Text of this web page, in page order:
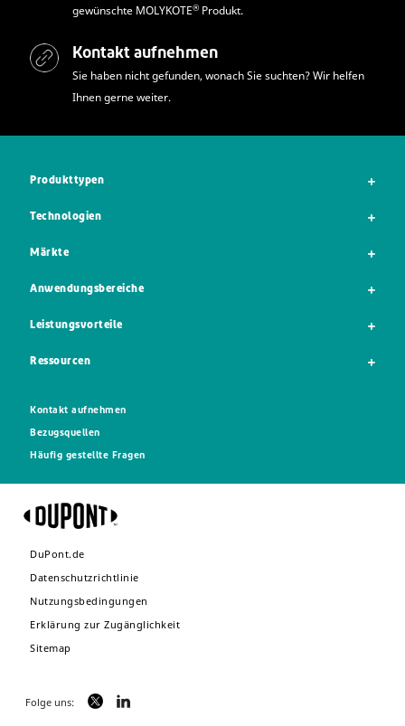
gewünschte MOLYKOTE® Produkt.
Kontakt aufnehmen
Sie haben nicht gefunden, wonach Sie suchten? Wir helfen
Ihnen gerne weiter.
Produkttypen
Technologien
Märkte
Anwendungsbereiche
Leistungsvorteile
Ressourcen
Kontakt aufnehmen
Bezugsquellen
Häufig gestellte Fragen
DuPont.de
Datenschutzrichtlinie
Nutzungsbedingungen
Erklärung zur Zugänglichkeit
Sitemap
Folge uns: